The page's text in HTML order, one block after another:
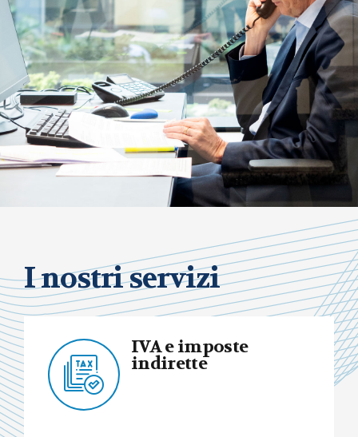
I nostri servizi
IVA e imposte
indirette